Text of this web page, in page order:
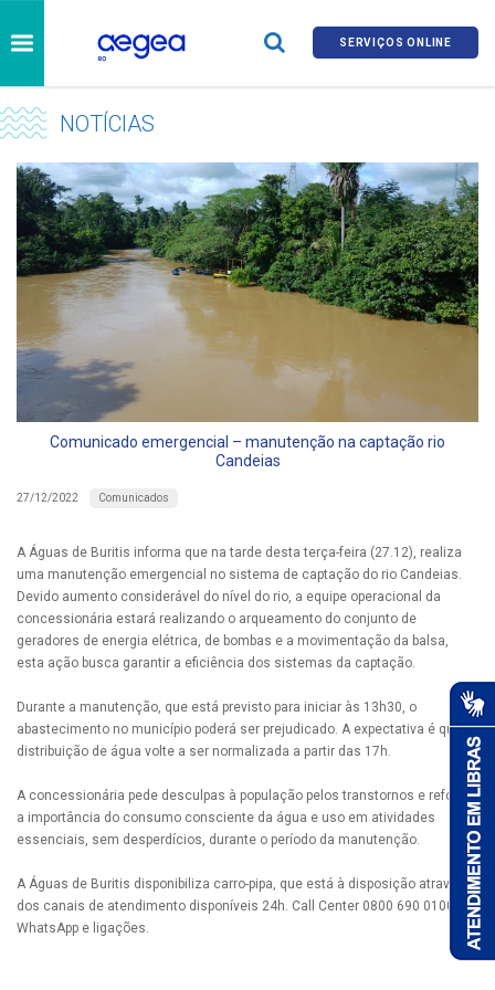
SERVIÇOS ONLINE
NOTÍCIAS
Comunicado emergencial – manutenção na captação rio
Candeias
27/12/2022 Comunicados
A Águas de Buritis informa que na tarde desta terça-feira (27.12), realiza
uma manutenção emergencial no sistema de captação do rio Candeias.
Devido aumento considerável do nível do rio, a equipe operacional da
concessionária estará realizando o arqueamento do conjunto de
geradores de energia elétrica, de bombas e a movimentação da balsa,
esta ação busca garantir a eficiência dos sistemas da captação.
Durante a manutenção, que está previsto para iniciar às 13h30, o
abastecimento no município poderá ser prejudicado. A expectativa é que a
distribuição de água volte a ser normalizada a partir das 17h.
A concessionária pede desculpas à população pelos transtornos e reforça
a importância do consumo consciente da água e uso em atividades
essenciais, sem desperdícios, durante o período da manutenção.
A Águas de Buritis disponibiliza carro-pipa, que está à disposição através
dos canais de atendimento disponíveis 24h. Call Center 0800 690 0100 via
WhatsApp e ligações.